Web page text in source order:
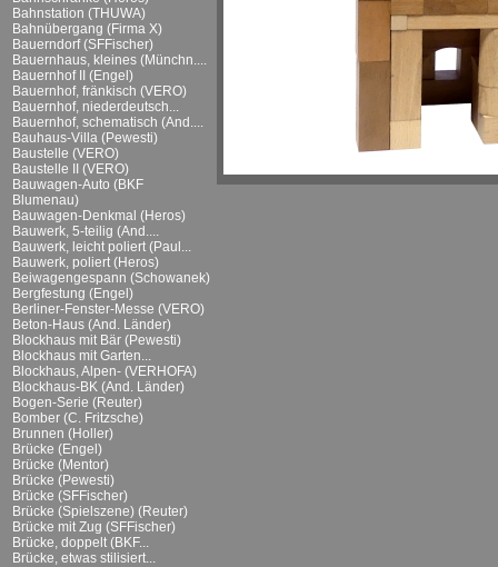
Bahnstation (THUWA)
Bahnübergang (Firma X)
Bauerndorf (SFFischer)
Bauernhaus, kleines (Münchn....
Bauernhof II (Engel)
Bauernhof, fränkisch (VERO)
Bauernhof, niederdeutsch...
Bauernhof, schematisch (And....
Bauhaus-Villa (Pewesti)
Baustelle (VERO)
Baustelle II (VERO)
Bauwagen-Auto (BKF
Blumenau)
Bauwagen-Denkmal (Heros)
Bauwerk, 5-teilig (And....
Bauwerk, leicht poliert (Paul...
Bauwerk, poliert (Heros)
Beiwagengespann (Schowanek)
Bergfestung (Engel)
Berliner-Fenster-Messe (VERO)
Beton-Haus (And. Länder)
Blockhaus mit Bär (Pewesti)
Blockhaus mit Garten...
Blockhaus, Alpen- (VERHOFA)
Blockhaus-BK (And. Länder)
Bogen-Serie (Reuter)
Bomber (C. Fritzsche)
Brunnen (Holler)
Brücke (Engel)
Brücke (Mentor)
Brücke (Pewesti)
Brücke (SFFischer)
Brücke (Spielszene) (Reuter)
Brücke mit Zug (SFFischer)
Brücke, doppelt (BKF...
Brücke, etwas stilisiert...